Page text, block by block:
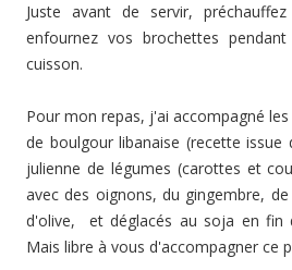
Juste avant de servir,
enfournez vos brochettes
cuisson.
Pour mon repas, j'ai accompagné
de boulgour libanaise (recette
julienne de légumes (carottes et
avec des oignons, du gingembre,
d'olive, et déglacés au soja en fin
Mais libre à vous d'accompagner ce